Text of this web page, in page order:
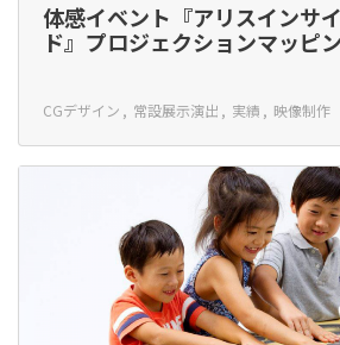
体感イベント『アリスインサ
ド』プロジェクションマッピ
CGデザイン 常設展示演出 実績 映像制作